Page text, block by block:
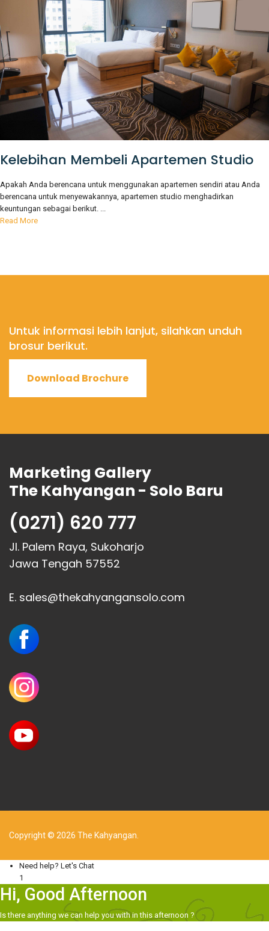
Kelebihan Membeli Apartemen Studio
Apakah Anda berencana untuk menggunakan apartemen sendiri atau Anda
berencana untuk menyewakannya, apartemen studio menghadirkan
keuntungan sebagai berikut. ...
Read More
Untuk informasi lebih lanjut, silahkan unduh
brosur berikut.
Download Brochure
Marketing Gallery
The Kahyangan - Solo Baru
(0271) 620 777
Jl. Palem Raya, Sukoharjo
Jawa Tengah 57552
E. sales@thekahyangansolo.com
Copyright © 2026 The Kahyangan.
Need help? Let's Chat
1
Hi, Good Afternoon
Is there anything we can help you with in this afternoon ?